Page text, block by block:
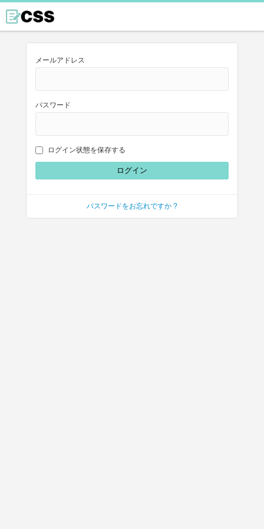
メールアドレス
パスワード
ログイン状態を保存する
パスワードをお忘れですか ?